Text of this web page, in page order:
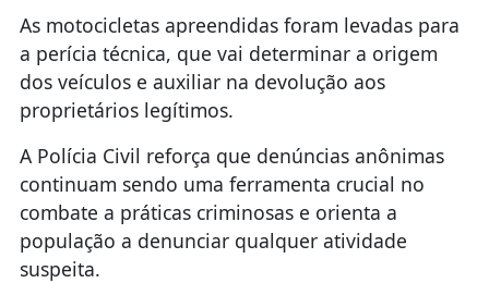
As motocicletas apreendidas foram levadas para
a perícia técnica, que vai determinar a origem
dos veículos e auxiliar na devolução aos
proprietários legítimos.
A Polícia Civil reforça que denúncias anônimas
continuam sendo uma ferramenta crucial no
combate a práticas criminosas e orienta a
população a denunciar qualquer atividade
suspeita.